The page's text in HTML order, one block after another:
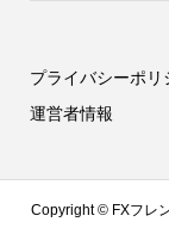
プライバシーポリ
運営者情報
Copyright © FXフレ